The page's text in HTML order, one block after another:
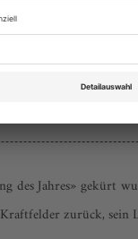
des Jahres» gekürt
zurück, sein